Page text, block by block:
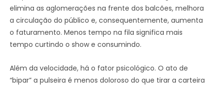
elimina as aglomerações na frente dos balcões, melhora
a circulação do público e, consequentemente, aumenta
o faturamento. Menos tempo na fila significa mais
tempo curtindo o show e consumindo.
Além da velocidade, há o fator psicológico. O ato de
“bipar” a pulseira é menos doloroso do que tirar a carteira